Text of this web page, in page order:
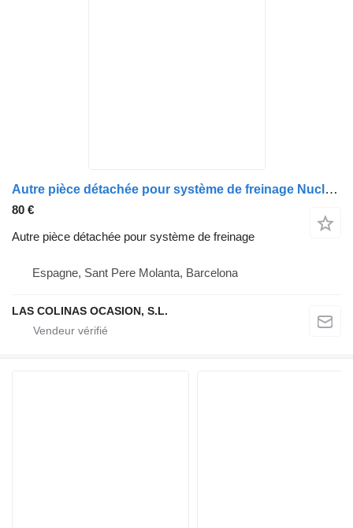
Autre pièce détachée pour système de freinage Nucleo Abs NT400 CABSTAR pour camion Nissan NT400 CABSTAR
80 €
Autre pièce détachée pour système de freinage
Espagne, Sant Pere Molanta, Barcelona
LAS COLINAS OCASION, S.L.